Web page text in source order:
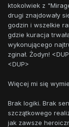
ktokolwiek z
drugi znajdowały
godzin i wszelkie
gdzie kuracja
wykonującego
zginał. Żodyn!
<DUP>
Więcej mi się
Brak logiki. Brak
szczątkowego
jak zawsze